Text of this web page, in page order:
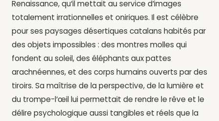
Renaissance, qu’il mettait au service d’images
totalement irrationnelles et oniriques. Il est célèbre
pour ses paysages désertiques catalans habités par
des objets impossibles : des montres molles qui
fondent au soleil, des éléphants aux pattes
arachnéennes, et des corps humains ouverts par des
tiroirs. Sa maîtrise de la perspective, de la lumière et
du trompe-l’œil lui permettait de rendre le rêve et le
délire psychologique aussi tangibles et réels que la